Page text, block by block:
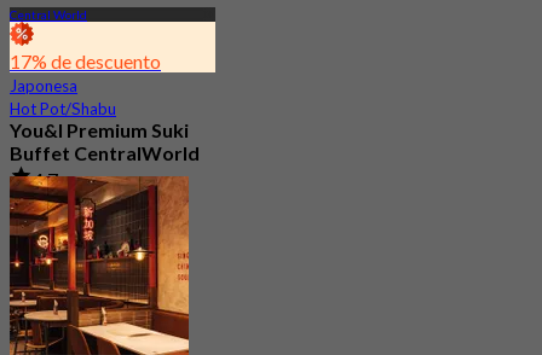
Central World
17% de descuento
Japonesa
Hot Pot/Shabu
You&I Premium Suki
Buffet CentralWorld
4.7
3.5K Reservado
Desde฿ 498